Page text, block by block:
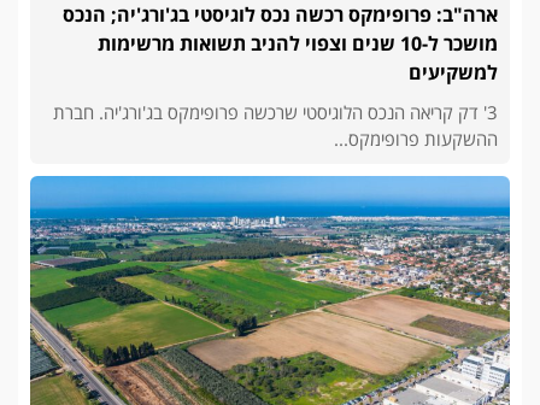
ארה"ב: פרופימקס רכשה נכס לוגיסטי בג'ורג'יה; הנכס
מושכר ל-10 שנים וצפוי להניב תשואות מרשימות
למשקיעים
3' דק קריאה הנכס הלוגיסטי שרכשה פרופימקס בג'ורג'יה. חברת
ההשקעות פרופימקס...